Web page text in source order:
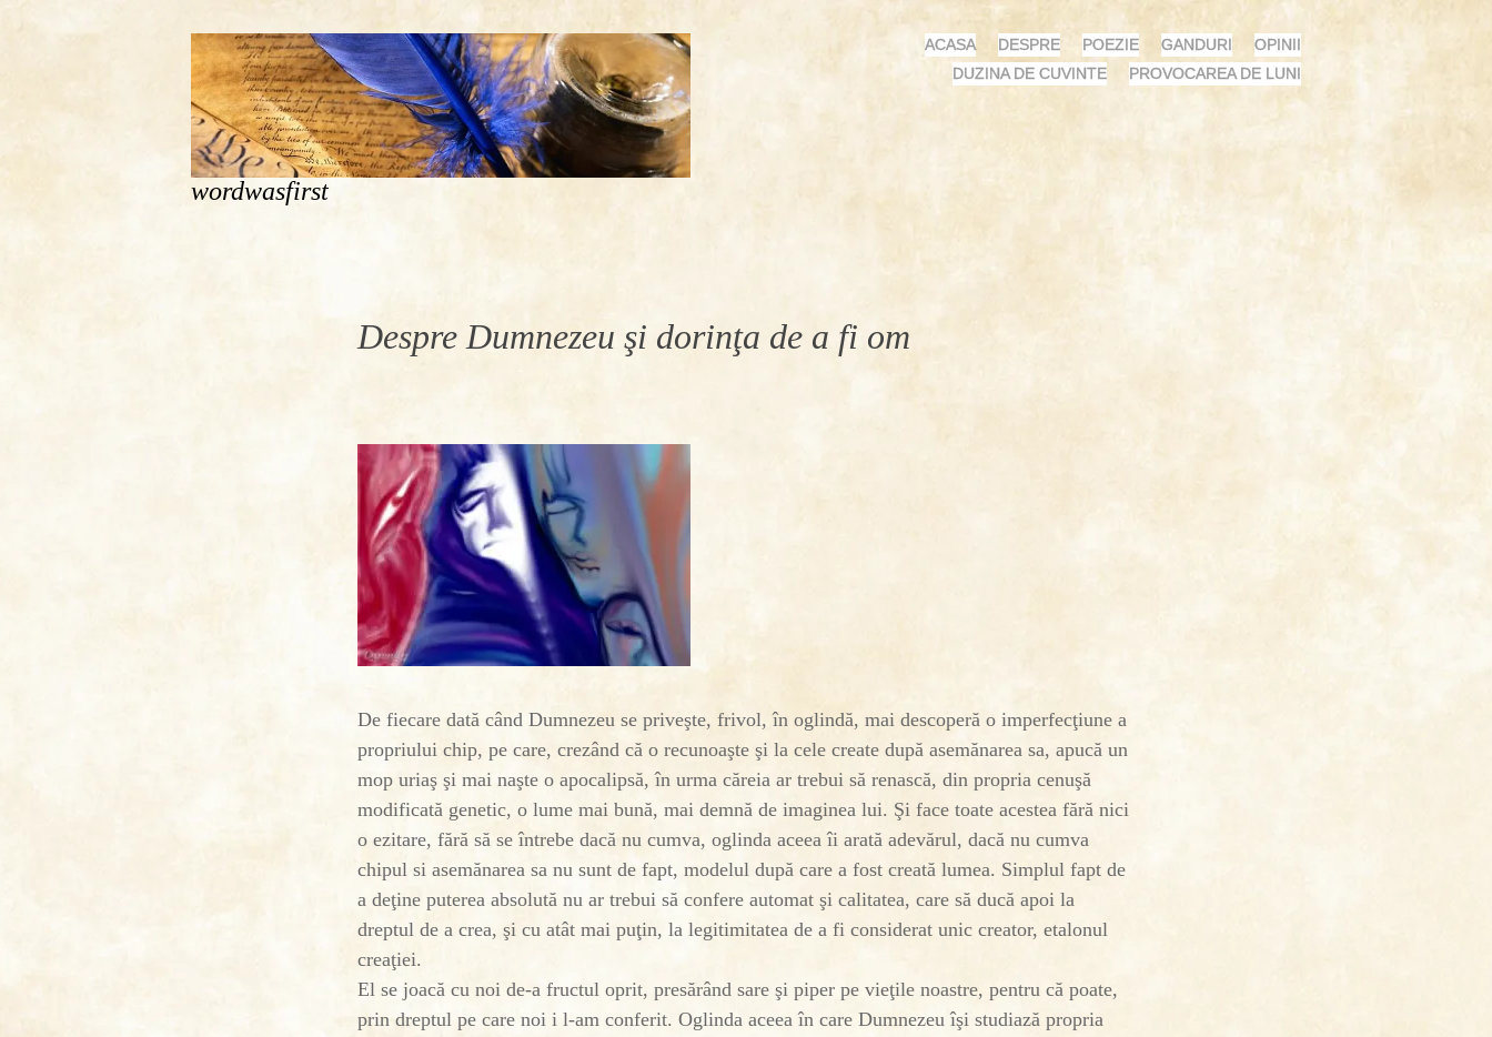
wordwasfirst
ACASA DESPRE POEZIE GANDURI
OPINII
DUZINA DE CUVINTE
PROVOCAREA DE LUNI
Despre Dumnezeu şi dorinţa de a fi om
De fiecare dată când Dumnezeu se priveşte, frivol, în oglindă, mai descoperă o imperfecţiune a
propriului chip, pe care, crezând că o recunoaşte şi la cele create după asemănarea sa, apucă un
mop uriaş şi mai naşte o apocalipsă, în urma căreia ar trebui să renască, din propria cenuşă
modificată genetic, o lume mai bună, mai demnă de imaginea lui. Şi face toate acestea fără nici
o ezitare, fără să se întrebe dacă nu cumva, oglinda aceea îi arată adevărul, dacă nu cumva
chipul si asemănarea sa nu sunt de fapt, modelul după care a fost creată lumea. Simplul fapt de
a deţine puterea absolută nu ar trebui să confere automat şi calitatea, care să ducă apoi la
dreptul de a crea, şi cu atât mai puţin, la legitimitatea de a fi considerat unic creator, etalonul
creaţiei.
El se joacă cu noi de-a fructul oprit, presărând sare şi piper pe vieţile noastre, pentru că poate,
prin dreptul pe care noi i l-am conferit. Oglinda aceea în care Dumnezeu îşi studiază propria